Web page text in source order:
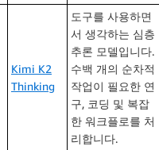
Kimi K2
Thinking
도구를 사용하면
서 생각하는 심층
추론 모델입니다.
수백 개의 순차적
작업이 필요한 연
구, 코딩 및 복잡
한 워크플로를 처
리합니다.